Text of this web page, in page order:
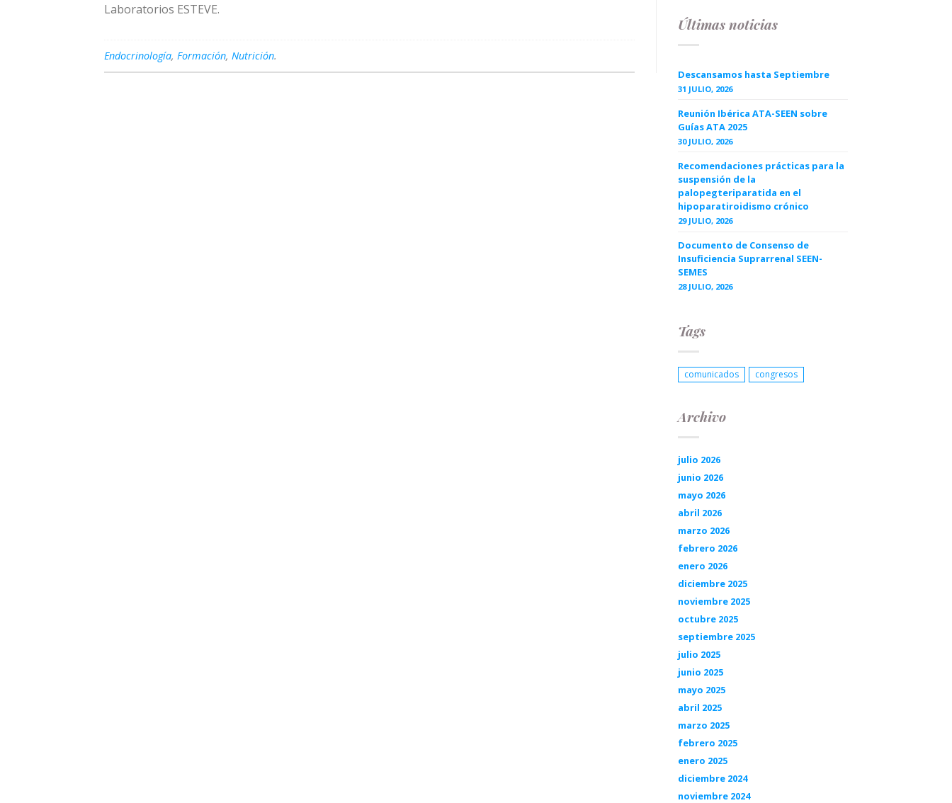
Laboratorios ESTEVE.
Endocrinología, Formación, Nutrición.
Últimas noticias
Descansamos hasta Septiembre
31 JULIO, 2026
Reunión Ibérica ATA-SEEN sobre
Guías ATA 2025
30 JULIO, 2026
Recomendaciones prácticas para la
suspensión de la
palopegteriparatida en el
hipoparatiroidismo crónico
29 JULIO, 2026
Documento de Consenso de
Insuficiencia Suprarrenal SEEN-
SEMES
28 JULIO, 2026
Tags
comunicados congresos
Archivo
julio 2026
junio 2026
mayo 2026
abril 2026
marzo 2026
febrero 2026
enero 2026
diciembre 2025
noviembre 2025
octubre 2025
septiembre 2025
julio 2025
junio 2025
mayo 2025
abril 2025
marzo 2025
febrero 2025
enero 2025
diciembre 2024
noviembre 2024